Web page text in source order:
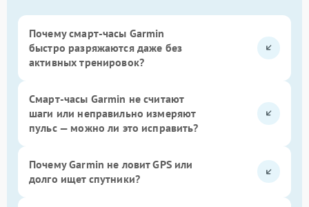
Почему смарт-часы Garmin
быстро разряжаются даже без
активных тренировок?
Смарт-часы Garmin не считают
шаги или неправильно измеряют
пульс — можно ли это исправить?
Почему Garmin не ловит GPS или
долго ищет спутники?